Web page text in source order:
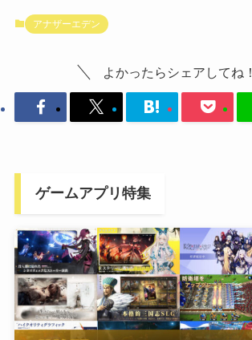
アナザーエデン
よかったらシェアしてね！
ゲームアプリ特集